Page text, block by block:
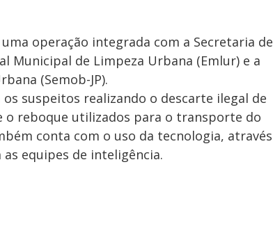
operação integrada com a Secretaria de
Municipal de Limpeza Urbana (Emlur) e a
(Semob-JP).
suspeitos realizando o descarte ilegal de
o reboque utilizados para o transporte do
conta com o uso da tecnologia, através
equipes de inteligência.